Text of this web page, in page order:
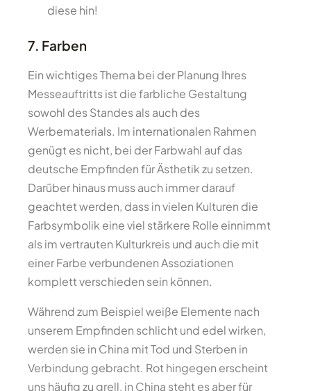
diese hin!
7. Farben
Ein wichtiges Thema bei der Planung Ihres
Messeauftritts ist die farbliche Gestaltung
sowohl des Standes als auch des
Werbematerials. Im internationalen Rahmen
genügt es nicht, bei der Farbwahl auf das
deutsche Empfinden für Ästhetik zu setzen.
Darüber hinaus muss auch immer darauf
geachtet werden, dass in vielen Kulturen die
Farbsymbolik eine viel stärkere Rolle einnimmt
als im vertrauten Kulturkreis und auch die mit
einer Farbe verbundenen Assoziationen
komplett verschieden sein können.
Während zum Beispiel weiße Elemente nach
unserem Empfinden schlicht und edel wirken,
werden sie in China mit Tod und Sterben in
Verbindung gebracht. Rot hingegen erscheint
uns häufig zu grell, in China steht es aber für